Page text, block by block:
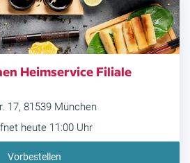
Heimservice Filiale
17, 81539 München
heute 11:00 Uhr
Vorbestellen